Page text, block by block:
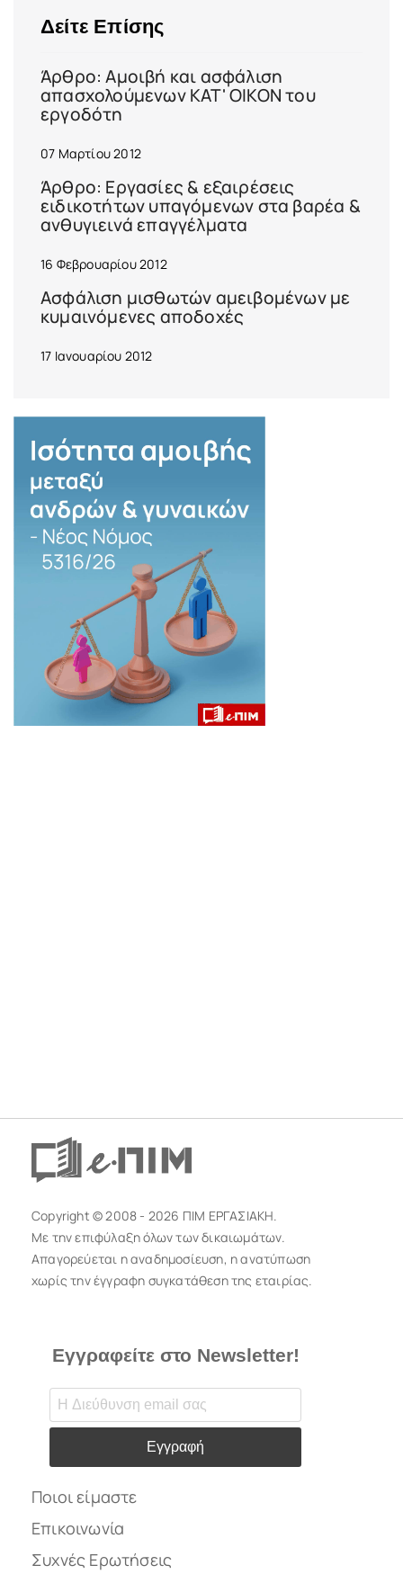
Δείτε Επίσης
Άρθρο: Αμοιβή και ασφάλιση
απασχολούμενων ΚΑΤ' ΟΙΚΟΝ του
εργοδότη
07 Μαρτίου 2012
Άρθρο: Εργασίες & εξαιρέσεις
ειδικοτήτων υπαγόμενων στα βαρέα &
ανθυγιεινά επαγγέλματα
16 Φεβρουαρίου 2012
Ασφάλιση μισθωτών αμειβομένων με
κυμαινόμενες αποδοχές
17 Ιανουαρίου 2012
Copyright © 2008 - 2026 ΠΙΜ ΕΡΓΑΣΙΑΚΗ.
Με την επιφύλαξη όλων των δικαιωμάτων.
Απαγορεύεται η αναδημοσίευση, η ανατύπωση
χωρίς την έγγραφη συγκατάθεση της εταιρίας.
Εγγραφείτε στο Newsletter!
Εγγραφή
Ποιοι είμαστε
Επικοινωνία
Συχνές Ερωτήσεις